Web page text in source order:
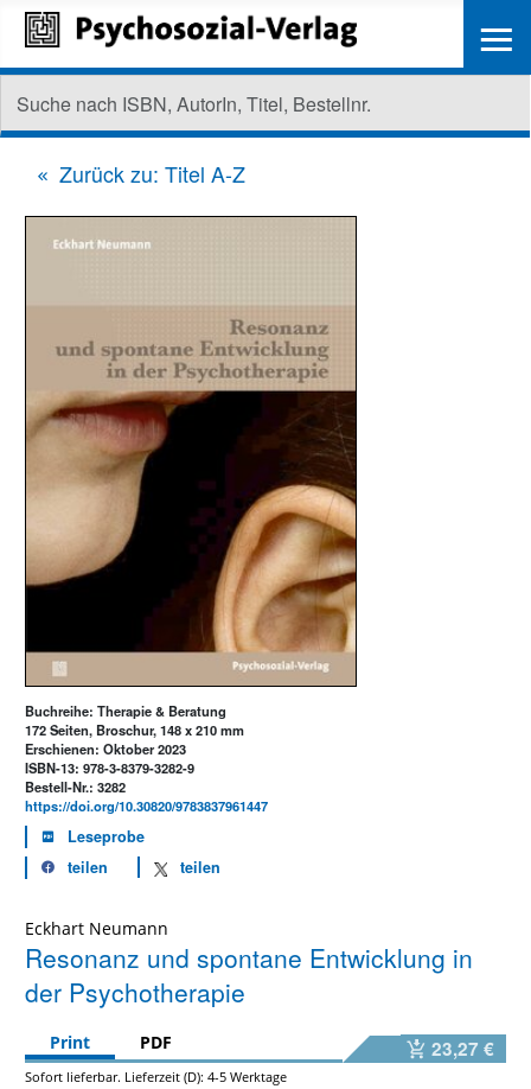
Zurück zu: Titel A-Z
Buchreihe: Therapie & Beratung
172 Seiten, Broschur, 148 x 210 mm
Erschienen: Oktober 2023
ISBN-13: 978-3-8379-3282-9
Bestell-Nr.: 3282
https://doi.org/10.30820/9783837961447
Leseprobe
teilen
teilen
Eckhart Neumann
Resonanz und spontane Entwicklung in
der Psychotherapie
Print PDF 23,27 €
Sofort lieferbar. Lieferzeit (D): 4-5 Werktage
≡